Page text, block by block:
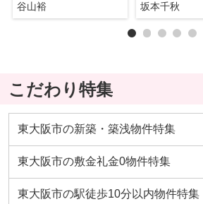
谷山裕 坂本千秋
こだわり特集
東大阪市の新築・築浅物件特集
東大阪市の敷金礼金0物件特集
東大阪市の駅徒歩10分以内物件特集